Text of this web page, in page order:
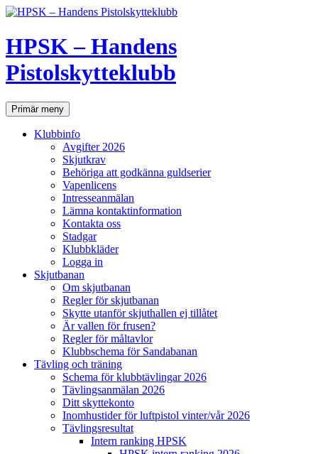
Hoppa
innehåll
HPSK – Handens
Pistolskytteklubb
SökPrimär meny
Klubbinfo
Avgifter 2026
Skjutkrav
Behöriga att godkänna guldserier
Vapenlicens
Intresseanmälan
Lämna kontaktinformation
Kontakta oss
Stadgar
Klubbkläder
Logga in
Skjutbanan
Om skjutbanan
Regler för skjutbanan
Skytte utanför skjuthallen ej tillåtet
Är vallen för frusen?
Regler för måltavlor
Klubbschema för Sandabanan
Tävling och träning
Schema för klubbtävlingar 2026
Tävlingsanmälan 2026
Ditt skyttekonto
Inomhustider för luftpistol vinter/vår 2026
Tävlingsresultat
Intern ranking HPSK